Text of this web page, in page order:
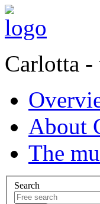
Carlotta -
About
The
Search